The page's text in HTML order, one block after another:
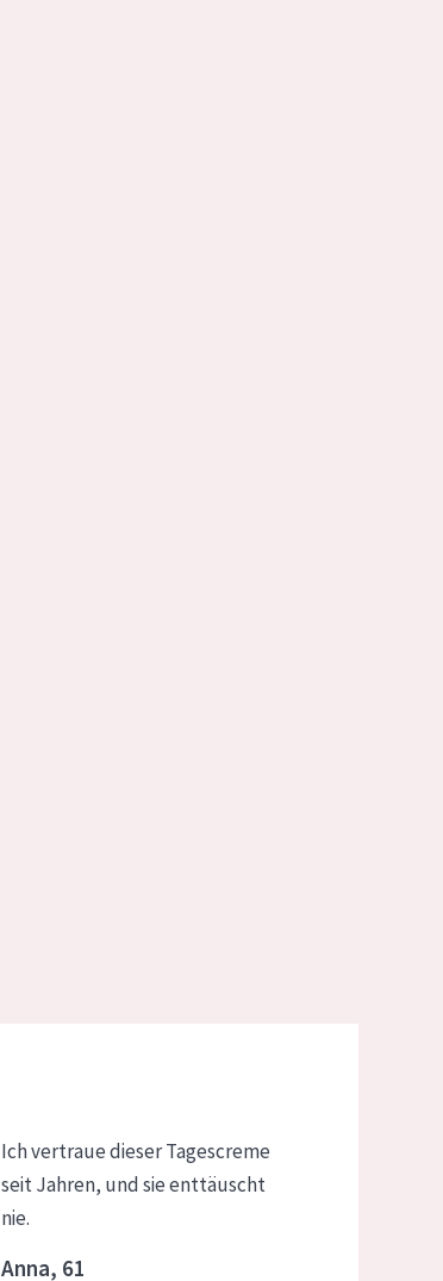
Ich vertraue dieser Tagescreme
seit Jahren, und sie enttäuscht
nie.
Anna, 61